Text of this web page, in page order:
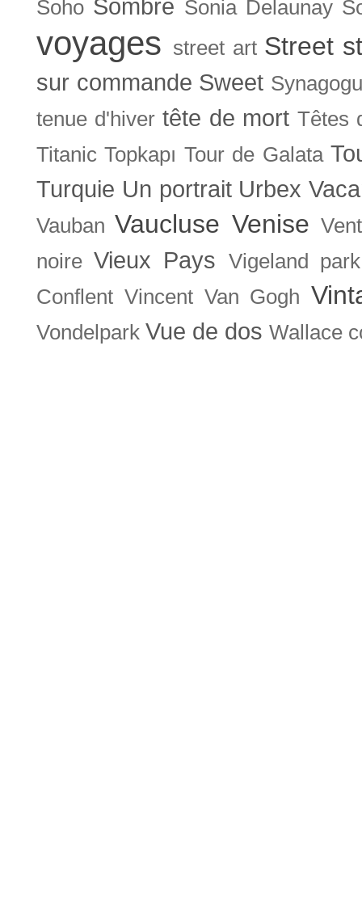
Soho Sombre Sonia Delaunay
voyages street art Street
sur commande Sweet
tenue d'hiver tête de mort Têtes
Titanic Topkapı Tour de Galata
Turquie Un portrait Urbex
Vauban Vaucluse Venise
noire Vieux Pays
Vigeland park
Conflent Vincent Van Gogh
Vondelpark Vue de dos Wallace